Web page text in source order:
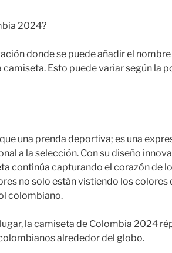
2024?
donde se puede añadir el nombre
Esto puede variar según la
una prenda deportiva; es una
a la selección. Con su diseño
continúa capturando el corazón de
no solo están vistiendo los colores
colombiano.
la camiseta de Colombia 2024
alrededor del globo.